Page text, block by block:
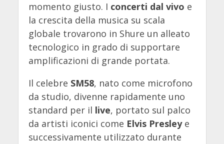
momento giusto. I concerti dal vivo e
la crescita della musica su scala
globale trovarono in Shure un alleato
tecnologico in grado di supportare
amplificazioni di grande portata.
Il celebre SM58, nato come microfono
da studio, divenne rapidamente uno
standard per il live, portato sul palco
da artisti iconici come Elvis Presleye
successivamente utilizzato durante